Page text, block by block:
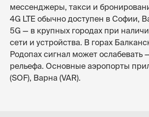
мессенджеры, такси и
4G LTE обычно доступен в Софии,
5G — в крупных городах при
сети и устройства. В горах
Родопах сигнал может ослабевать
рельефа. Основные аэропорты
(SOF), Варна (VAR).